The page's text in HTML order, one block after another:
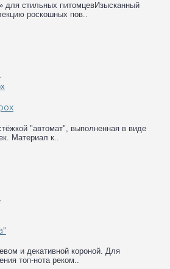
для стильных питомцевИзысканный
роскошных пов..
"автомат", выполненная в виде
Материал к..
и декативной короной. Для
топ-нота реком..